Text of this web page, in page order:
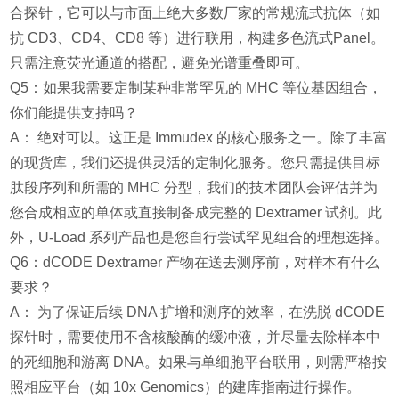
合探针，它可以与市面上绝大多数厂家的常规流式抗体（如
抗 CD3、CD4、CD8 等）进行联用，构建多色流式Panel。
只需注意荧光通道的搭配，避免光谱重叠即可。
Q5：如果我需要定制某种非常罕见的 MHC 等位基因组合，
你们能提供支持吗？
A： 绝对可以。这正是 Immudex 的核心服务之一。除了丰富
的现货库，我们还提供灵活的定制化服务。您只需提供目标
肽段序列和所需的 MHC 分型，我们的技术团队会评估并为
您合成相应的单体或直接制备成完整的 Dextramer 试剂。此
外，U-Load 系列产品也是您自行尝试罕见组合的理想选择。
Q6：dCODE Dextramer 产物在送去测序前，对样本有什么
要求？
A： 为了保证后续 DNA 扩增和测序的效率，在洗脱 dCODE
探针时，需要使用不含核酸酶的缓冲液，并尽量去除样本中
的死细胞和游离 DNA。如果与单细胞平台联用，则需严格按
照相应平台（如 10x Genomics）的建库指南进行操作。